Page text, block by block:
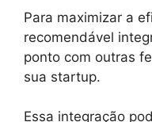
Para maximizar a
recomendável
ponto com outras
sua startup.
Essa integração